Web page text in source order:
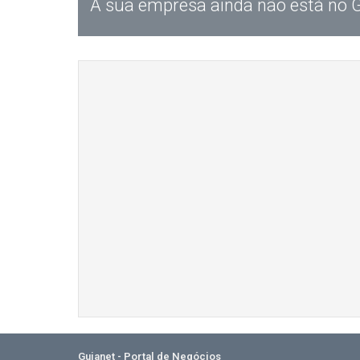
A sua empresa ainda não está no
Guianet - Portal de Negócios